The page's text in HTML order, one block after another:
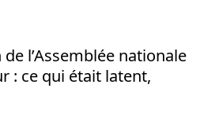
l’Assemblée nationale
: ce qui était latent,